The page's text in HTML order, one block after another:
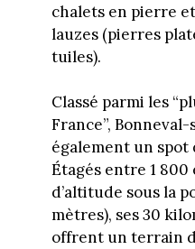
chalets en pierre
lauzes (pierres
tuiles).
Classé parmi les
France”,
également un spot
Étagés entre 1
d’altitude sous la
mètres), ses 30
offrent un terrain